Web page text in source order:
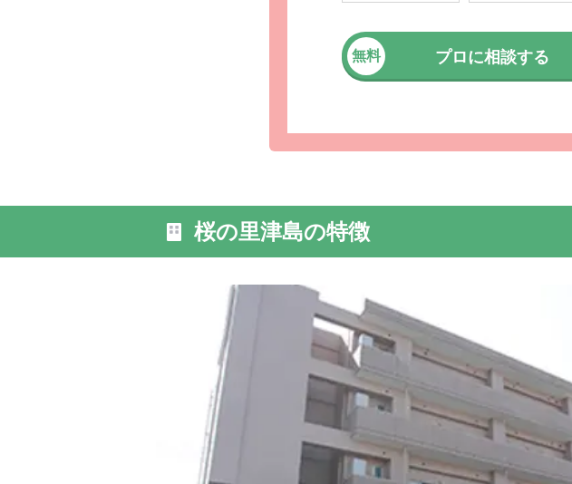
外観: 名鉄津島線「津島」駅から徒
ビス付き高齢者向け住宅です。
無料 プロに相談する
桜の里津島の特徴